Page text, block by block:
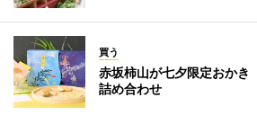
買う
赤坂柿山が七夕限定おか
詰め合わせ